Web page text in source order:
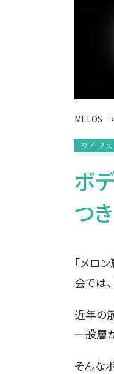
MELOS
ライフ
ボ
つ
「メロ
会では
近年の
一般層
そんな